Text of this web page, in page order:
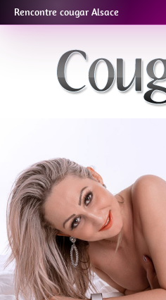
Rencontre cougar Alsace